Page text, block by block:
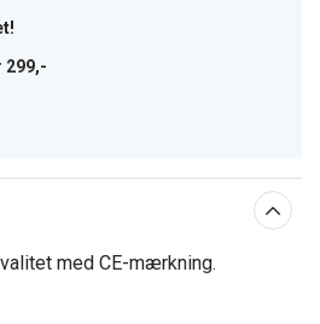
299,-
med CE-mærkning.